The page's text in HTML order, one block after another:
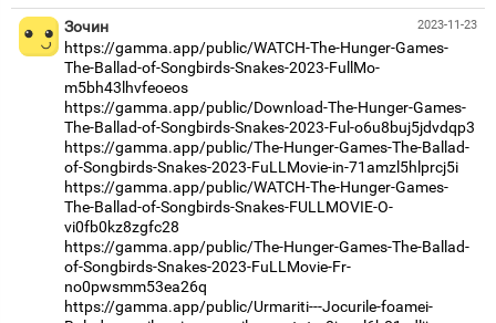
2023-11-23
Зочин
https://gamma.app/public/WATCH-The-Hunger-Games-
The-Ballad-of-Songbirds-Snakes-2023-FullMo-
m5bh43lhvfeoeos
https://gamma.app/public/Download-The-Hunger-Games-
The-Ballad-of-Songbirds-Snakes-2023-Ful-o6u8buj5jdvdqp3
https://gamma.app/public/The-Hunger-Games-The-Ballad-
of-Songbirds-Snakes-2023-FuLLMovie-in-71amzl5hlprcj5i
https://gamma.app/public/WATCH-The-Hunger-Games-
The-Ballad-of-Songbirds-Snakes-FULLMOVIE-O-
vi0fb0kz8zgfc28
https://gamma.app/public/The-Hunger-Games-The-Ballad-
of-Songbirds-Snakes-2023-FuLLMovie-Fr-
no0pwsmm53ea26q
https://gamma.app/public/Urmariti---Jocurile-foamei-